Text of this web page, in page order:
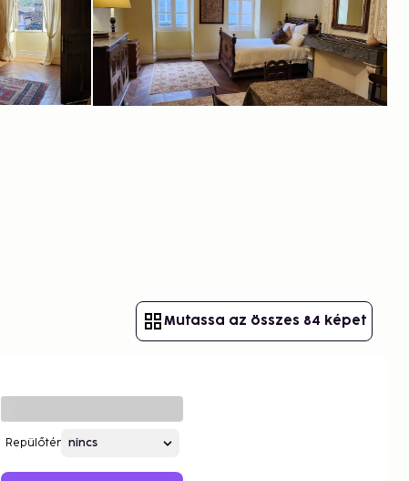
Mutassa az összes 84 képet
Repülőtér